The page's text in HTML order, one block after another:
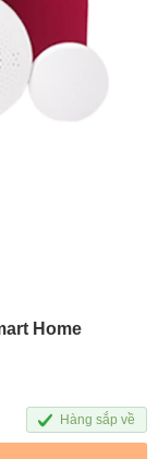
Home
Hàng sắp về